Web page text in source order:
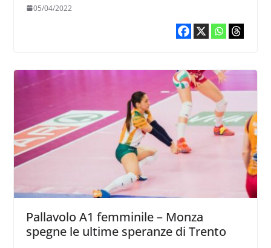
05/04/2022
Pallavolo A1 femminile – Monza
spegne le ultime speranze di Trento